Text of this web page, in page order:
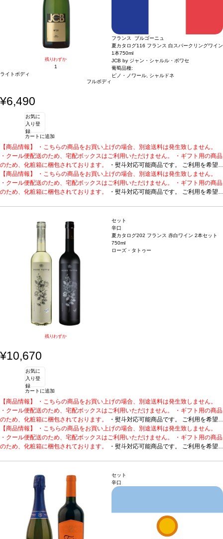
リング 92ポイント、ワイン・アドヴォケイト 90-92ポ
ス・アワード ゴールド！
リンデ
ンと熟したレモンの繊細なアロマを示し、カシスの芽とグ
リーンカラントの含みが支える。エアレーションすると洋
ナシ、バニラ、甘いスパイスの濃いブーケが広がる。石灰
岩質のテロワールを完璧に表現している味わいは、素晴ら
しくバランスが取れている。アタックはまっすぐで、程よ
い酸味を感じ、澱といっしょの熟成によりテクスチャーは
ド ダブルゴールド、ソムリエ・チョイス・アワード ゴールド！
リンデンと熟したレモンの繊細なアロマを示し、カシスの芽とグリーンカラ
ントの含みが支える。エアレーションすると洋ナシ、バニラ、甘いスパイスの濃い
ブーケが広がる。石灰岩質のテロワールを完璧に表現している味わいは、素晴らし
くバランスが取れている。アタックはまっすぐで、程よい酸味を感じ、澱といっし
ょの熟成によりテクスチャーは柔らかく、完璧な調和を与えている。石灰岩の台地
と火打石でできた粘土質土壌の典型的な塩味の後味は、10年は熟成する高いポテン
合う料理
仔牛の白身肉、ホタテ貝や魚料理、チーズなどと好相性
葡萄品種 セミヨン、ソーヴィニヨン・ブラン、ミュスカデル
残りわずか
1
ライトボディ
フルボディ
フランス ブルゴーニュ
夏カタログ116 フランス 白スパークリングワイン
1本750ml
JCB by ジャン・シャルル・ボワセ
葡萄品種:
ピノ・ノワール, シャルドネ
¥6,490
お気に
入り登
録
カートに追加
【商品情報】 ・こちらの商品をお買い上げの場合、別途送料は発生致しません。
・クール便配送のため、宅配ボックスはご利用いただけません。 ・ギフト用の商品
のため、化粧箱に梱包されております。
・熨斗対応可能商品です。 ご利用を希望
される場合、ご注文時コメント欄に熨斗をご希望の旨と「結び・上部表書き内容・
下部のお名入れ内容」の3つをご入力ください。無地熨斗の場合は、結びをご指定
のうえ「無地熨斗」とご記載ください。 ※熨斗をご希望の場合、作成作業のため最
ください。 ・下記ワインが1本含まれています。
しいクレマン。JCB No.21 クレマン・ド・ブルゴーニュ ホワイト
エンスージアスト 90ポイント！
テイスティングノートフレッシュでフルーティ
ーなアロマとアーモンドや花の香りを持つ。風味は豊かで、芳醇。フレッシュさと
フルーティーさの愛らしさを表現している。
葡萄品種
【商品情報】 ・こちらの商品をお買い上げの場合、別途送料は発生致しません。
・クール便配送のため、宅配ボックスはご利用いただけません。 ・ギフト用の商品
のため、化粧箱に梱包されております。
・熨斗対応可能商品です。 ご利用を希望
のうえ「無地熨斗」とご記載ください。 ※熨斗をご希望の場合、作成作業のため最
短日出荷はお承り致しかねます。 必ず最短日から+1日後より配送指定日をご選択
ください。 もし最短日を選択された場合は、指定日翌日の配送となります。ご了承
ください。 ・下記ワインが1本含まれています。
しいクレマン。JCB No.21 クレマン・ド・ブルゴーニュ ホワイト
エンスージアスト 90ポイント！
ーなアロマとアーモンドや花の香りを持つ。風味は豊かで、芳醇。フレッシュさと
フルーティーさの愛らしさを表現している。
残りわずか
セット
辛口
夏カタログ202 フランス 赤白ワイン 2本セット
750ml
ローズ・タトゥー
¥10,670
お気に
入り登
録
カートに追加
【商品情報】 ・こちらの商品をお買い上げの場合、別途送料は発生致しません。
・クール便配送のため、宅配ボックスはご利用いただけません。 ・ギフト用の商品
のため、化粧箱に梱包されております。
・熨斗対応可能商品です。 ご利用を希望
される場合、ご注文時コメント欄に熨斗をご希望の旨と「結び・上部表書き内容・
下部のお名入れ内容」の3つをご入力ください。無地熨斗の場合は、結びをご指定
のうえ「無地熨斗」とご記載ください。 ※熨斗をご希望の場合、作成作業のため最
ください。 ・下記ワインが1本ずつ含まれています。
の気持ちを込めて。
1. ローズ・タトゥー ホワイト
HVE認証 2. ローズ・タトゥー レッド (2023)
HVE認証
【商品情報】 ・こちらの商品をお買い上げの場合、別途送料は発生致しません。
・クール便配送のため、宅配ボックスはご利用いただけません。 ・ギフト用の商品
のため、化粧箱に梱包されております。
・熨斗対応可能商品です。 ご利用を希望
のうえ「無地熨斗」とご記載ください。 ※熨斗をご希望の場合、作成作業のため最
短日出荷はお承り致しかねます。 必ず最短日から+1日後より配送指定日をご選択
ください。 もし最短日を選択された場合は、指定日翌日の配送となります。ご了承
ください。 ・下記ワインが1本ずつ含まれています。
の気持ちを込めて。
1. ローズ・タトゥー ホワイト
HVE認証2. ローズ・タトゥー レッド (2023)
フランス、プロヴァンス / 赤 /
HVE認証
セット
辛口